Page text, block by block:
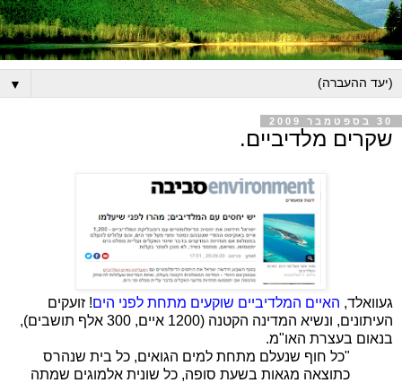
▼
30 בספטמבר 2009
שקרים מלדיביים.
געוואלד, האיים המלדיביים שוקעים מתחת לפני הים! זועקים
העיתונים, ונשיא המדינה הקטנה (1200 איים, 300 אלף תושבים),
בנאום בעצרת האו"מ.
"כל חוף שנעלם מתחת למים הגואים, כל בית שנהרס
כתוצאה מגאות בשעת סופה, כל שונית אלמוגים שמתה